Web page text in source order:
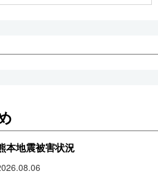
本地震被害状況